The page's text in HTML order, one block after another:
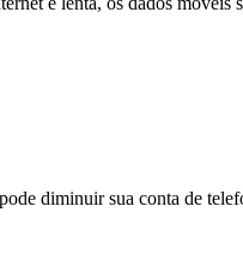
diminuir sua conta de